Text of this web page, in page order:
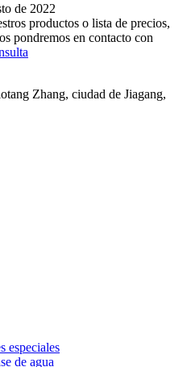
de 2022
productos o lista de precios,
pondremos en contacto con
Zhang, ciudad de Jiagang,
especiales
de agua